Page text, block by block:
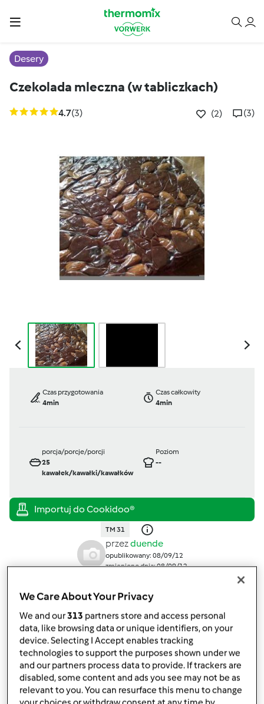
Desery
Czekolada mleczna (w tabliczkach)
4.7(3) (2) (3)
Czas przygotowania
4min
Czas całkowity
4min
porcja/porcje/porcji
25
kawałek/kawałki/kawałków
Poziom
--
TM 31
przezduende
opublikowany: 08/09/12
zmieniono dnia: 08/09/12
Stwórz wariant
We Care About Your Privacy
We and our313 partners store and access personal
data, like browsing data or unique identifiers, on your
device. Selecting I Accept enables tracking
technologies to support the purposes shown under we
and our partners process data to provide. If trackers are
disabled, some content and ads you see may not be as
relevant to you. You can resurface this menu to change